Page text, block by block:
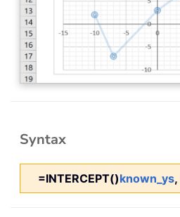
Syntax
=INTERCEPT()known_ys,